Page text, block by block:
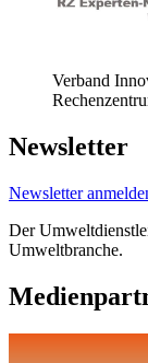
Verband
Newsletter
Newsletter
Der
Umweltbranche.